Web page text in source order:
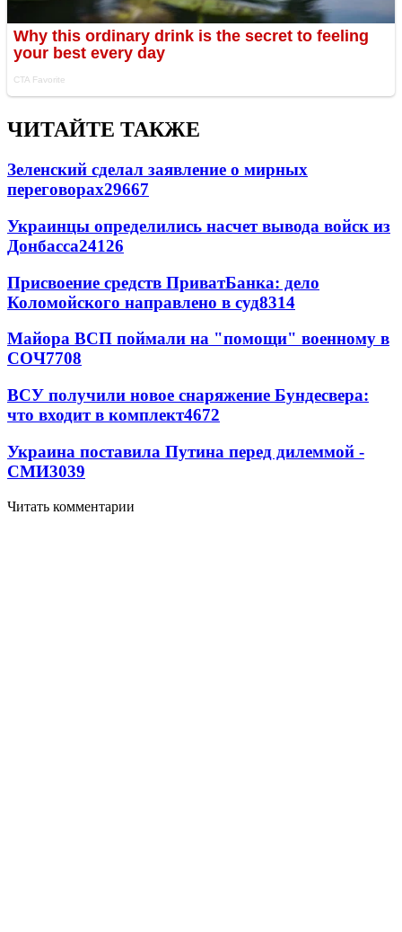
ЧИТАЙТЕ ТАКЖЕ
Зеленский сделал заявление о мирных
переговорах29667
Украинцы определились насчет вывода войск из
Донбасса24126
Присвоение средств ПриватБанка: дело
Коломойского направлено в суд8314
Майора ВСП поймали на "помощи" военному в
СОЧ7708
ВСУ получили новое снаряжение Бундесвера:
что входит в комплект4672
Украина поставила Путина перед дилеммой -
СМИ3039
Читать комментарии